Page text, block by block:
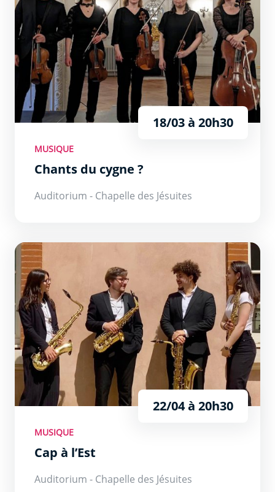
18/03 à 20h30
MUSIQUE
Chants du cygne ?
Auditorium - Chapelle des Jésuites
Cap à l’Est
22/04 à 20h30
MUSIQUE
Cap à l’Est
Auditorium - Chapelle des Jésuites